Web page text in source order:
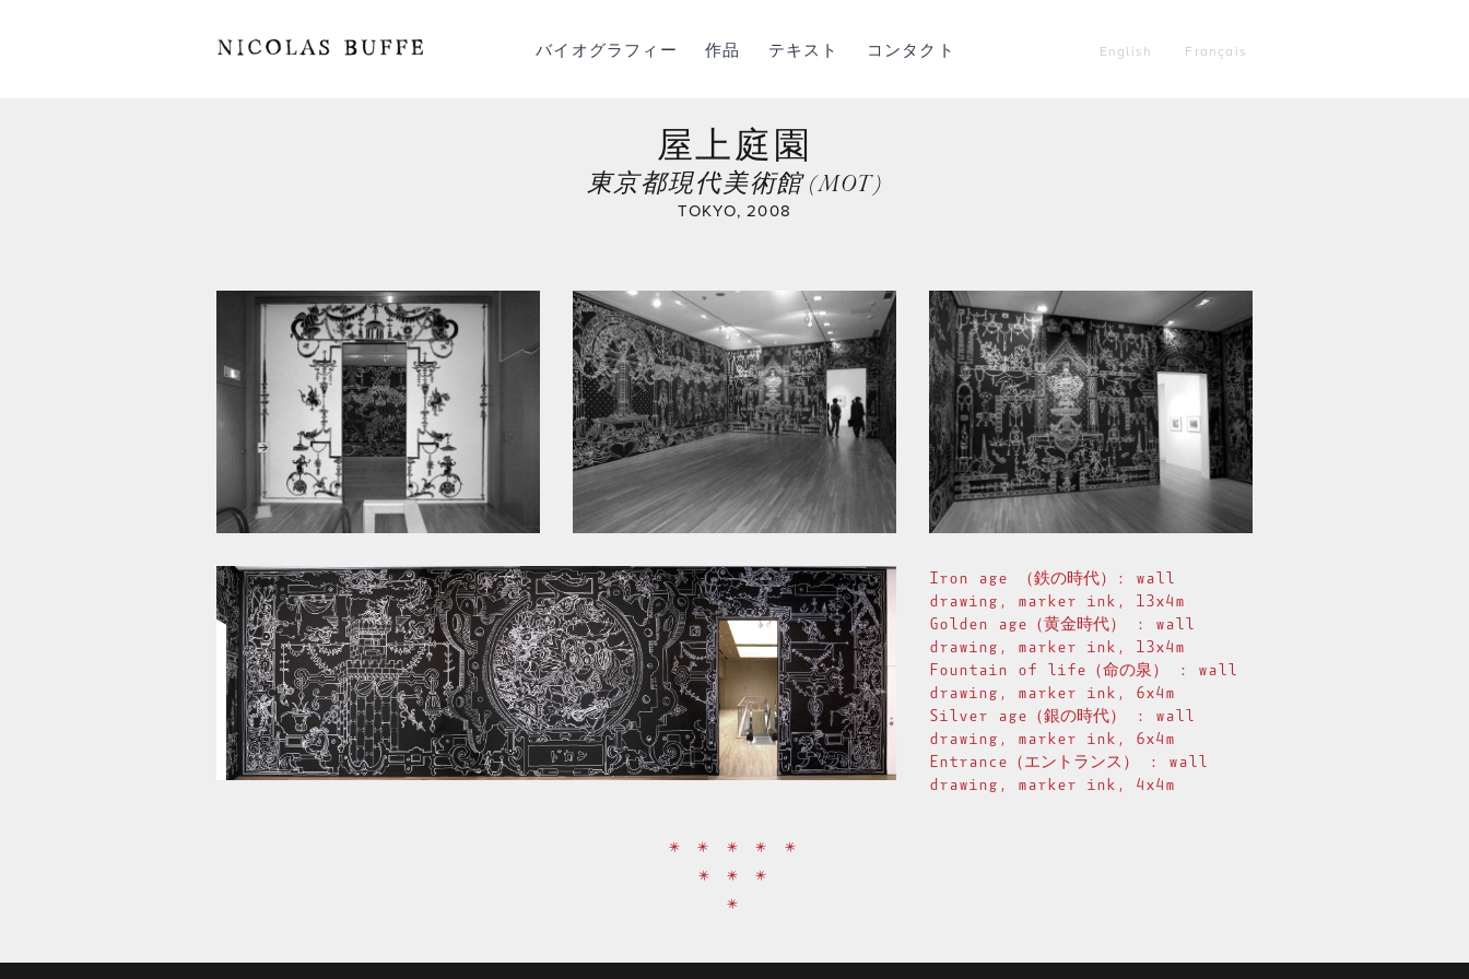
バイオグラフィー 作品 テキスト コンタクト English Français
屋上庭園
東京都現代美術館 (MOT)
TOKYO, 2008
Iron age （鉄の時代）: wall
drawing, marker ink, 13x4m
Golden age（黄金時代） : wall
drawing, marker ink, 13x4m
Fountain of life（命の泉） : wall
drawing, marker ink, 6x4m
Silver age（銀の時代） : wall
drawing, marker ink, 6x4m
Entrance（エントランス） : wall
drawing, marker ink, 4x4m
* * * * *
* * *
*